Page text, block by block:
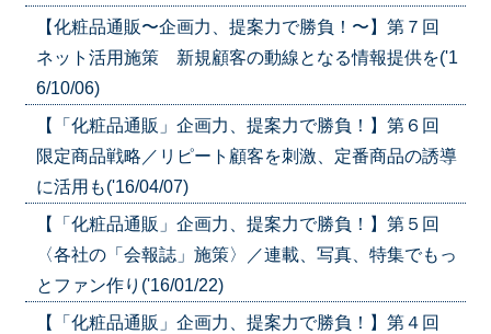
【化粧品通販〜企画力、提案力で勝負！〜】第７回
ネット活用施策 新規顧客の動線となる情報提供を('1
6/10/06)
【「化粧品通販」企画力、提案力で勝負！】第６回
限定商品戦略／リピート顧客を刺激、定番商品の誘導
に活用も('16/04/07)
【「化粧品通販」企画力、提案力で勝負！】第５回
〈各社の「会報誌」施策〉／連載、写真、特集でもっ
とファン作り('16/01/22)
【「化粧品通販」企画力、提案力で勝負！】第４回